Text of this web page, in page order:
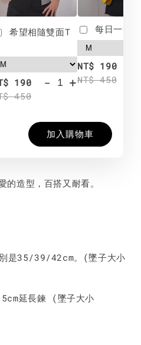
希望相隨雙面T
190
450
- +
每日一笑
NT$ 190
NT$ 450
加入購物車
造型，百搭又耐看。
35/39/42cm。(墜子大小
延長鍊 (墜子大小